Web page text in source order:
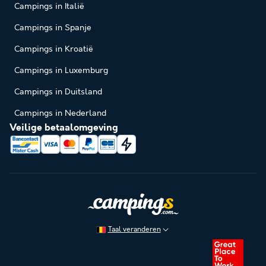
Campings in Italië
Campings in Spanje
Campings in Kroatië
Campings in Luxemburg
Campings in Duitsland
Campings in Nederland
Veilige betaalomgeving
Taal veranderen